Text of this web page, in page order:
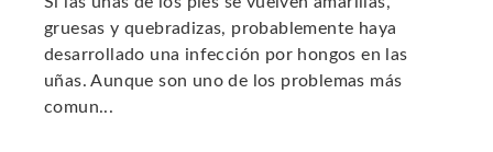
gruesas y quebradizas, probablemente haya
desarrollado una infección por hongos en las
uñas. Aunque son uno de los problemas más
comun...